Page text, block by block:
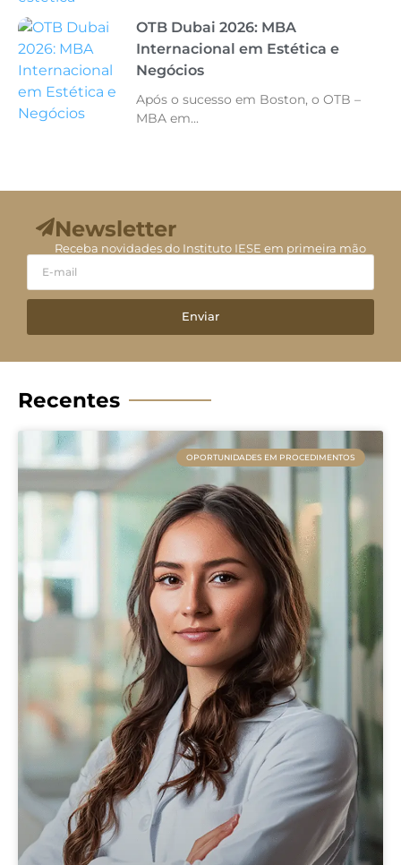
OTB Dubai 2026: MBA
Internacional em Estética e
Negócios
Após o sucesso em Boston, o OTB –
MBA em...
Newsletter
Receba novidades do Instituto IESE em primeira mão
Enviar
Recentes
OPORTUNIDADES EM PROCEDIMENTOS